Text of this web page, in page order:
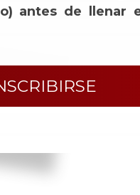
antes de llenar